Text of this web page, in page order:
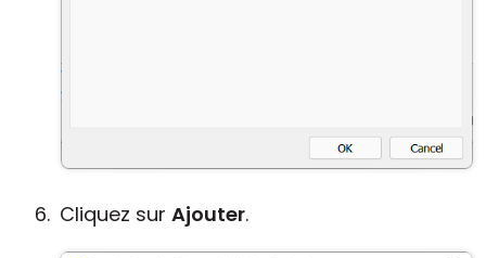
Cliquez sur Ajouter.